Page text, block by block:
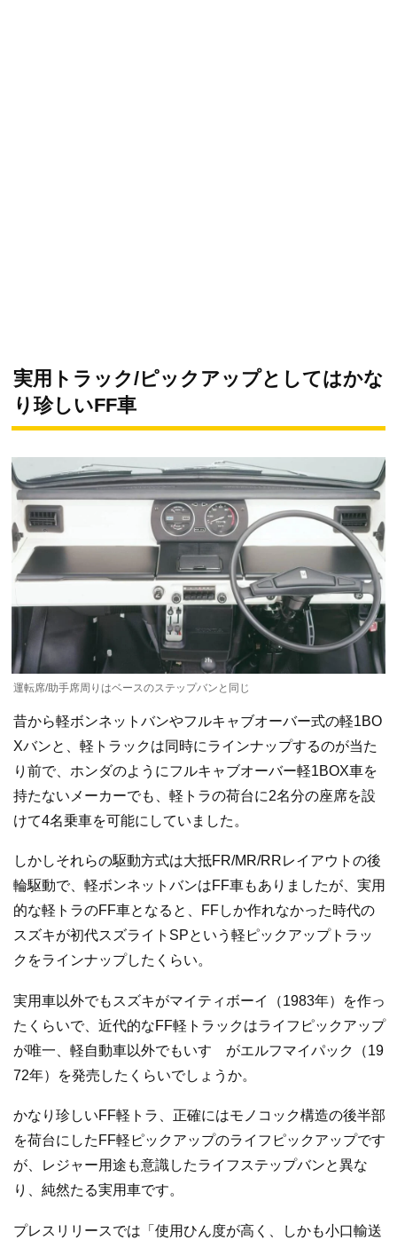
実用トラック/ピックアップとしてはかな
り珍しいFF車
運転席/助手席周りはベースのステップバンと同じ
昔から軽ボンネットバンやフルキャブオーバー式の軽1BO
Xバンと、軽トラックは同時にラインナップするのが当た
り前で、ホンダのようにフルキャブオーバー軽1BOX車を
持たないメーカーでも、軽トラの荷台に2名分の座席を設
けて4名乗車を可能にしていました。
しかしそれらの駆動方式は大抵FR/MR/RRレイアウトの後
輪駆動で、軽ボンネットバンはFF車もありましたが、実用
的な軽トラのFF車となると、FFしか作れなかった時代の
スズキが初代スズライトSPという軽ピックアップトラッ
クをラインナップしたくらい。
実用車以外でもスズキがマイティボーイ（1983年）を作っ
たくらいで、近代的なFF軽トラックはライフピックアップ
が唯一、軽自動車以外でもいすゞがエルフマイパック（19
72年）を発売したくらいでしょうか。
かなり珍しいFF軽トラ、正確にはモノコック構造の後半部
を荷台にしたFF軽ピックアップのライフピックアップです
が、レジャー用途も意識したライフステップバンと異な
り、純然たる実用車です。
プレスリリースでは「使用ひん度が高く、しかも小口輸送